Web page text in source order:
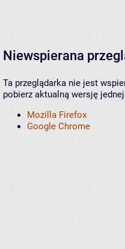
Niewspierana
Ta przeglądarka nie jest
pobierz aktualną wersję
Mozilla Firefox
Google Chrome